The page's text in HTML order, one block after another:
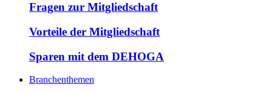
Fragen zur Mitgliedschaft
Vorteile der Mitgliedschaft
Sparen mit dem DEHOGA
Branchenthemen